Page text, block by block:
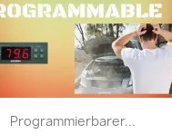
Programmierbarer...